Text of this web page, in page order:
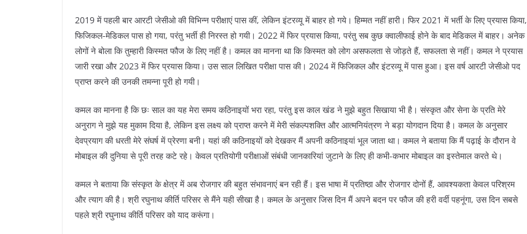
2019 में पहली बार आरटी जेसीओ की विभिन्न परीक्षाएं पास कीं, लेकिन इंटरव्यू में बाहर हो गये। हिम्मत नहीं हारी। फिर 2021 में भर्ती के लिए प्रयास किया,
फिजिकल-मेडिकल पास हो गया, परंतु भर्ती ही निरस्त हो गयी। 2022 में फिर प्रयास किया, परंतु सब कुछ क्वालीफाई होने के बाद मेडिकल में बाहर। अनेक
लोगों ने बोला कि तुम्हारी किस्मत फौज के लिए नहीं है। कमल का मानना था कि किस्मत को लोग असफलता से जोड़ते हैं, सफलता से नहीं। कमल ने प्रयास
जारी रखा और 2023 में फिर प्रयास किया। उस साल लिखित परीक्षा पास की। 2024 में फिजिकल और इंटरव्यू में पास हुआ। इस वर्ष आरटी जेसीओ पद
प्राप्त करने की उनकी तमन्ना पूरी हो गयी।
कमल का मानना है कि छः साल का यह मेरा समय कठिनाइयों भरा रहा, परंतु इस काल खंड ने मुझे बहुत सिखाया भी है। संस्कृत और सेना के प्रति मेरे
अनुराग ने मुझे यह मुकाम दिया है, लेकिन इस लक्ष्य को प्राप्त करने में मेरी संकल्पशक्ति और आत्मनियंत्रण ने बड़ा योगदान दिया है। कमल के अनुसार
देवप्रयाग की धरती मेरे संघर्ष में प्रेरणा बनी। यहां की कठिनाइयों को देखकर मैं अपनी कठिनाइयां भूल जाता था। कमल ने बताया कि मैं पढ़ाई के दौरान वे
मोबाइल की दुनिया से पूरी तरह कटे रहे। केवल प्रतियोगी परीक्षाओं संबंधी जानकारियां जुटाने के लिए ही कभी-कभार मोबाइल का इस्तेमाल करते थे।
कमल ने बताया कि संस्कृत के क्षेत्र में अब रोजगार की बहुत संभावनाएं बन रही हैं। इस भाषा में प्रतिष्ठा और रोजगार दोनों हैं, आवश्यकता केवल परिश्रम
और त्याग की है। श्री रघुनाथ कीर्ति परिसर से मैंने यही सीखा है। कमल के अनुसार जिस दिन मैं अपने बदन पर फौज की हरी वर्दी पहनूंगा, उस दिन सबसे
पहले श्री रघुनाथ कीर्ति परिसर को याद करूंगा।